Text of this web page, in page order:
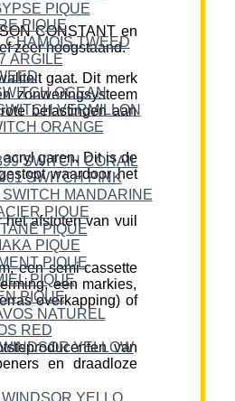
CONSTANT en
zeer hoogstaand.
gaat. Dit merk
zonweringsysteem
belastingen aan
garen. Dit is de
waardoor het
afstoten van vuil
een semi-cassette
een markies,
overkapping) of
van
en draadloze